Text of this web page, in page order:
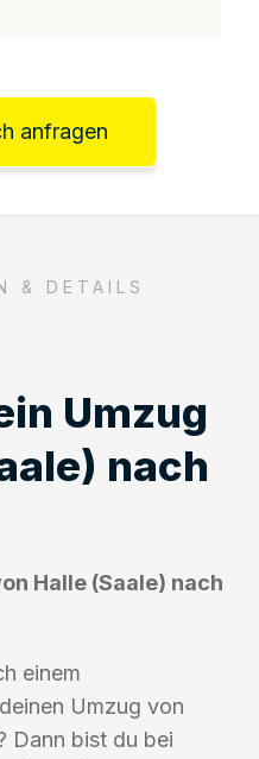
anfragen
& DETAILS
Umzug
nach
Halle (Saale) nach
einem
Umzug von
Dann bist du bei